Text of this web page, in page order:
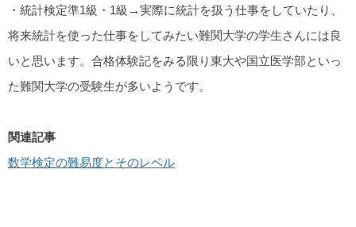
・統計検定準1級・1級→実際に統計を扱う仕事をしていたり、
将来統計を使った仕事をしてみたい難関大学の学生さんには良
いと思います。合格体験記をみる限り東大や国立医学部といっ
た難関大学の受験生が多いようです。
関連記事
数学検定の難易度とそのレベル